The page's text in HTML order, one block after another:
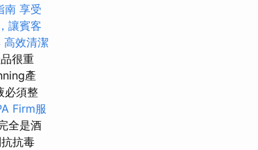
南 享受
讓賓客
高效清潔
很重
產
必須整
Firm服
全是酒
抗毒